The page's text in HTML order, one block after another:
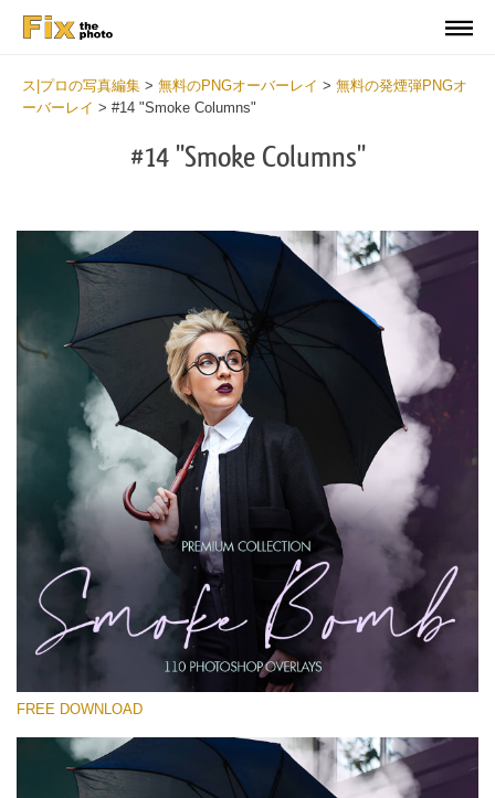
ス|プロの写真編集 > 無料のPNGオーバーレイ > 無料の発煙弾PNGオ
ーバーレイ > #14 "Smoke Columns"
#14 "Smoke Columns"
選んでください
Free PNG Overlay #14
Small 800*533px
Smoke Bomb
(110 Overlays)
Light Sparkling
FREE DOWNLOAD